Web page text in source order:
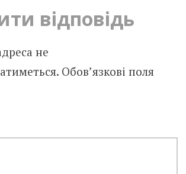
відповідь
не
Обов’язкові поля